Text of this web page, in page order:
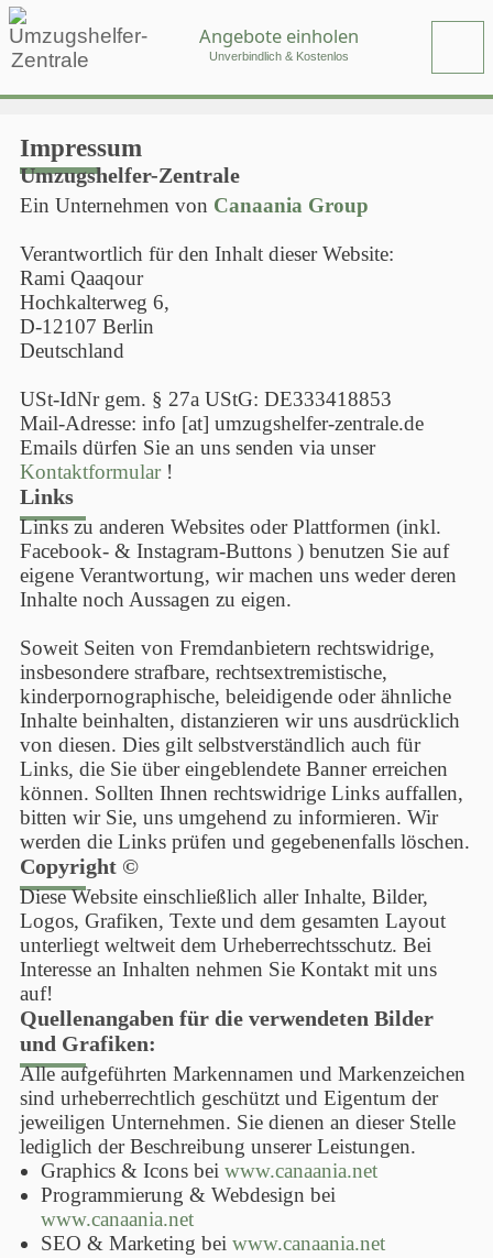
Info
Angebote einholen
Unverbindlich & Kostenlos
Impressum
Umzugshelfer-Zentrale
Ein Unternehmen von Canaania Group
Verantwortlich für den Inhalt dieser Website:
Rami Qaaqour
Hochkalterweg 6,
D-12107 Berlin
Deutschland
USt-IdNr gem. § 27a UStG: DE333418853
Mail-Adresse: info [at] umzugshelfer-zentrale.de
Emails dürfen Sie an uns senden via unser
Kontaktformular!
Links
Links zu anderen Websites oder Plattformen (inkl.
Facebook- & Instagram-Buttons ) benutzen Sie auf
eigene Verantwortung, wir machen uns weder deren
Inhalte noch Aussagen zu eigen.
Soweit Seiten von Fremdanbietern rechtswidrige,
insbesondere strafbare, rechtsextremistische,
kinderpornographische, beleidigende oder ähnliche
Inhalte beinhalten, distanzieren wir uns ausdrücklich
von diesen. Dies gilt selbstverständlich auch für
Links, die Sie über eingeblendete Banner erreichen
können. Sollten Ihnen rechtswidrige Links auffallen,
bitten wir Sie, uns umgehend zu informieren. Wir
werden die Links prüfen und gegebenenfalls löschen.
Copyright ©
Diese Website einschließlich aller Inhalte, Bilder,
Logos, Grafiken, Texte und dem gesamten Layout
unterliegt weltweit dem Urheberrechtsschutz. Bei
Interesse an Inhalten nehmen Sie Kontakt mit uns
auf!
Quellenangaben für die verwendeten Bilder
und Grafiken:
Alle aufgeführten Markennamen und Markenzeichen
sind urheberrechtlich geschützt und Eigentum der
jeweiligen Unternehmen. Sie dienen an dieser Stelle
lediglich der Beschreibung unserer Leistungen.
Graphics & Icons bei www.canaania.net
Programmierung & Webdesign bei
www.canaania.net
SEO & Marketing bei www.canaania.net